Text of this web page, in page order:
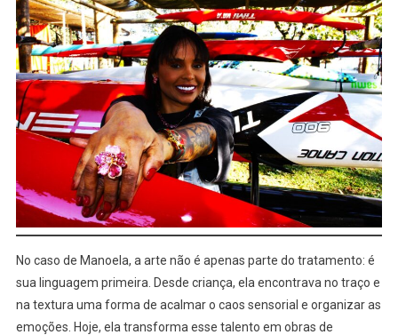
No caso de Manoela, a arte não é apenas parte do tratamento: é
sua linguagem primeira. Desde criança, ela encontrava no traço e
na textura uma forma de acalmar o caos sensorial e organizar as
emoções. Hoje, ela transforma esse talento em obras de